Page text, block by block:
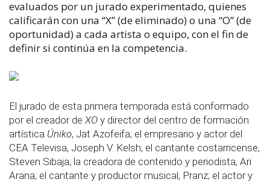
evaluados por un jurado experimentado, quienes
calificarán con una “X” (de eliminado) o una “O” (de
oportunidad) a cada artista o equipo, con el fin de
definir si continúa en la competencia.
El jurado de esta primera temporada está conformado
por el creador de XO y director del centro de formación
artística Úniko, Jat Azofeifa; el empresario y actor del
CEA Televisa, Joseph V. Kelsh; el cantante costarricense,
Steven Sibaja; la creadora de contenido y periodista, Ari
Arana; el cantante y productor musical, Pranz; el actor y